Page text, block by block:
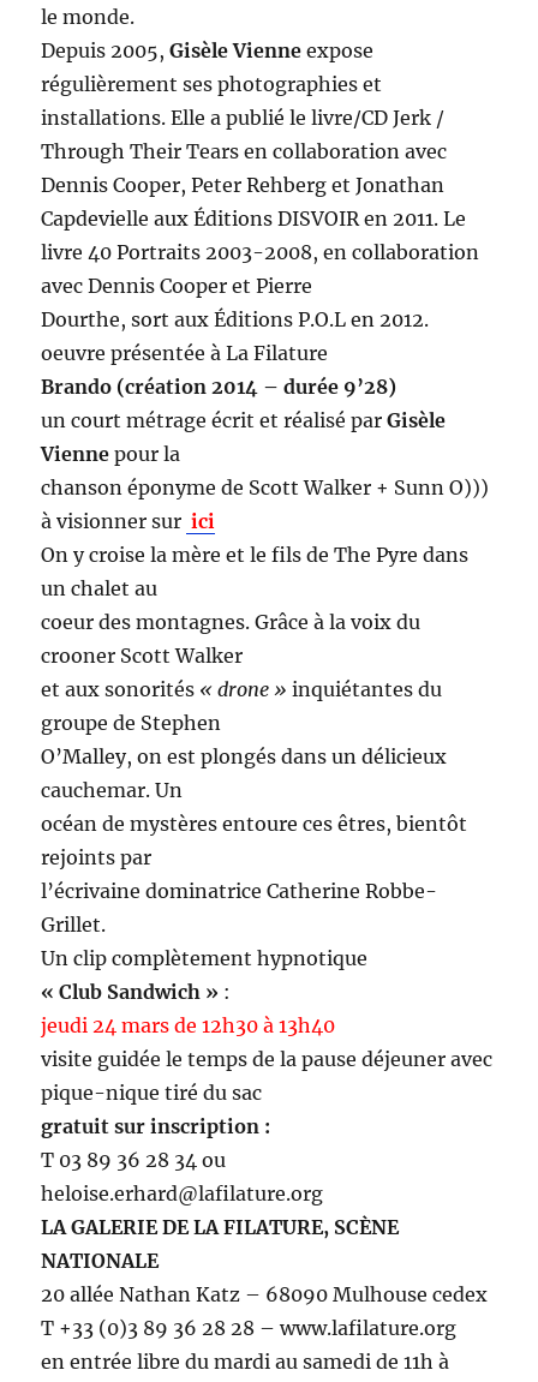
le monde.
Depuis 2005,Gisèle Vienne expose
régulièrement ses photographies et
installations. Elle a publié le livre/CD Jerk /
Through Their Tears en collaboration avec
Dennis Cooper, Peter Rehberg et Jonathan
Capdevielle aux Éditions DISVOIR en 2011. Le
livre 40 Portraits 2003-2008, en collaboration
avec Dennis Cooper et Pierre
Dourthe, sort aux Éditions P.O.L en 2012.
oeuvre présentée à La Filature
Brando (création 2014 – durée 9’28)
un court métrage écrit et réalisé parGisèle
Vienne pour la
chanson éponyme de Scott Walker + Sunn O)))
à visionner sur ici
On y croise la mère et le fils de The Pyre dans
un chalet au
coeur des montagnes. Grâce à la voix du
crooner Scott Walker
et aux sonorités « drone » inquiétantes du
groupe de Stephen
O’Malley, on est plongés dans un délicieux
cauchemar. Un
océan de mystères entoure ces êtres, bientôt
rejoints par
l’écrivaine dominatrice Catherine Robbe-
Grillet.
Un clip complètement hypnotique
« Club Sandwich » :
jeudi 24 mars de 12h30 à 13h40
visite guidée le temps de la pause déjeuner avec
pique-nique tiré du sac
gratuit sur inscription :
T 03 89 36 28 34 ou
heloise.erhard@lafilature.org
LA GALERIE DE LA FILATURE, SCÈNE
NATIONALE
20 allée Nathan Katz – 68090 Mulhouse cedex
T +33 (0)3 89 36 28 28 – www.lafilature.org
en entrée libre du mardi au samedi de 11h à